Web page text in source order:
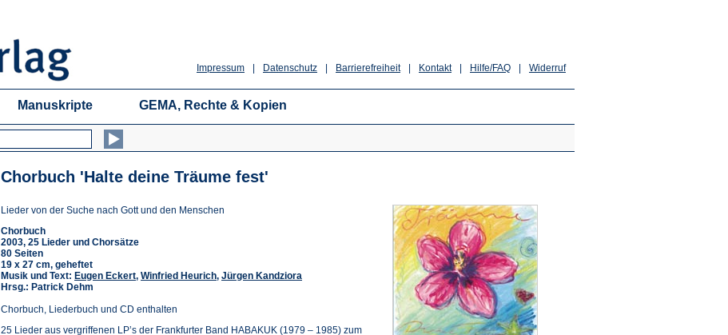
Widerruf
Hilfe/FAQ
Kontakt
Barrierefreiheit
Datenschutz
Impressum
Manuskripte GEMA, Rechte & Kopien
Chorbuch 'Halte deine Träume fest'
Lieder von der Suche nach Gott und den Menschen
Chorbuch
2003, 25 Lieder und Chorsätze
80 Seiten
19 x 27 cm, geheftet
Musik und Text: Eugen Eckert, Winfried Heurich, Jürgen Kandziora
Hrsg.: Patrick Dehm
Chorbuch, Liederbuch und CD enthalten
25 Lieder aus vergriffenen LP’s der Frankfurter Band HABAKUK (1979 – 1985) zum